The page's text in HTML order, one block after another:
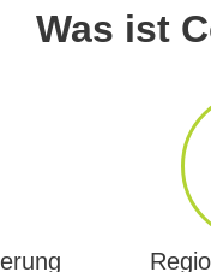
Was ist